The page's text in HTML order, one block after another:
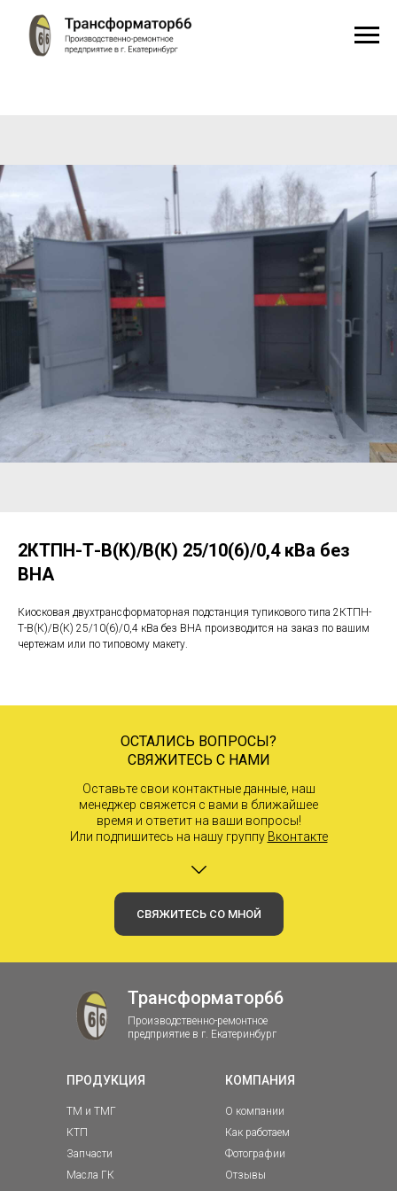
2КТПН-Т-В(К)/В(К) 25/10(6)/0,4 кВа без
ВНА
Киосковая двухтрансформаторная подстанция тупикового типа 2КТПН-
Т-В(К)/В(К) 25/10(6)/0,4 кВа без ВНА производится на заказ по вашим
чертежам или по типовому макету.
ОСТАЛИСЬ ВОПРОСЫ?
СВЯЖИТЕСЬ С НАМИ
Оставьте свои контактные данные, наш
менеджер свяжется с вами в ближайшее
время и ответит на ваши вопросы!
Или подпишитесь на нашу группу Вконтакте
СВЯЖИТЕСЬ СО МНОЙ
Трансформатор66
Производственно-ремонтное
предприятие в г. Екатеринбург
ПРОДУКЦИЯ КОМПАНИЯ
О компании
Как работаем
Фотографии
Отзывы
ТМ и ТМГ
КТП
Запчасти
Масла ГК